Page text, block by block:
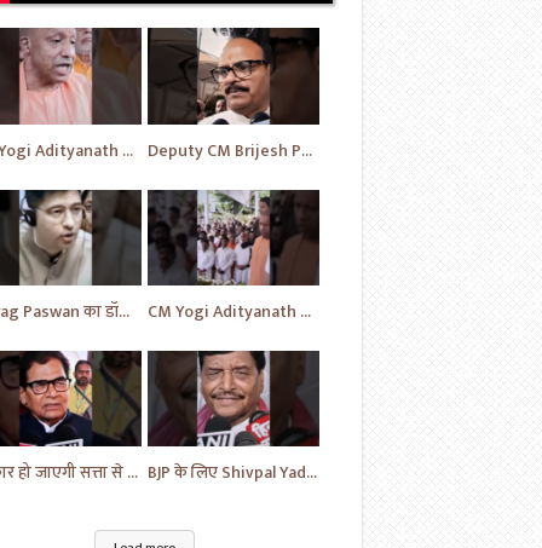
CM Yogi Adityanath का विपक्ष की खोली पोल | News | BJP News | #shorts #yt #news #ytshorts Deputy CM Brijesh Pathak ने दी MP Uma Shankar के लिए की प्रार्थना | Uttar Pradesh News #shorts #yt
Chirag Paswan का डॉक्टरों को लेकर यह सवाल | BJP | BJP News | Parliament | #shorts #ytnewshorts #yt CM Yogi Adityanath ने दी MP Umashankar को श्रद्धांजलि | News in Hindi | News Today | #shorts #yt
सरकार हो जाएगी सत्ता से बेदखल - Ram Gopal | News | Hindi News | News Today | #shorts #ytshorts #yt BJP के लिए Shivpal Yadav Yadav ने लगाया गंभीर आरोप | #samajwadiparty | Akhilesh Yadav | #shorts #yt